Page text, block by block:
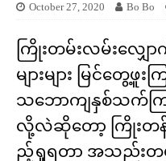
October 27, 2020 Bo Bo
ကြိုးတမ်းလမ်းလျှ
များများ မြင်တွေ့
သဘောကျနှစ်သက်က
လို့လဲဆိုတော့ ကြိုးတန်
ည့်ရှုရတာ အသည်းတ